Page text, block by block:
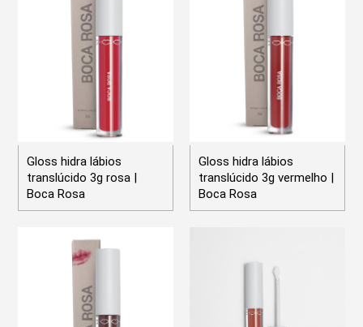
Gloss hidra lábios
translúcido 3g rosa |
Boca Rosa
Gloss hidra lábios
translúcido 3g vermelho |
Boca Rosa